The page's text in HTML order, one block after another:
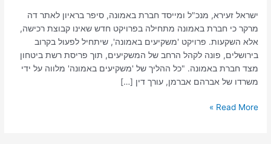
ישראל זעירא, מנכ"ל ומייסד חברת באמונה, סיפר בראיון לאתר דה
מרקר כי חברת באמונה מתחילה בפרויקט חדש שאינו קבוצת רכישה,
אלא השקעות. פרויקט 'משקיעים באמונה', שיתחיל לפעול בקרוב
בירושלים, פונה לקהל הרחב של המשקיעים, תוך פריסת רשת ביטחון
מצד חברת באמונה. "כל ההליך של 'משקיעים באמונה' מלווה על ידי
משרדו של אברהם אברמן, עורך דין […]
Read More »